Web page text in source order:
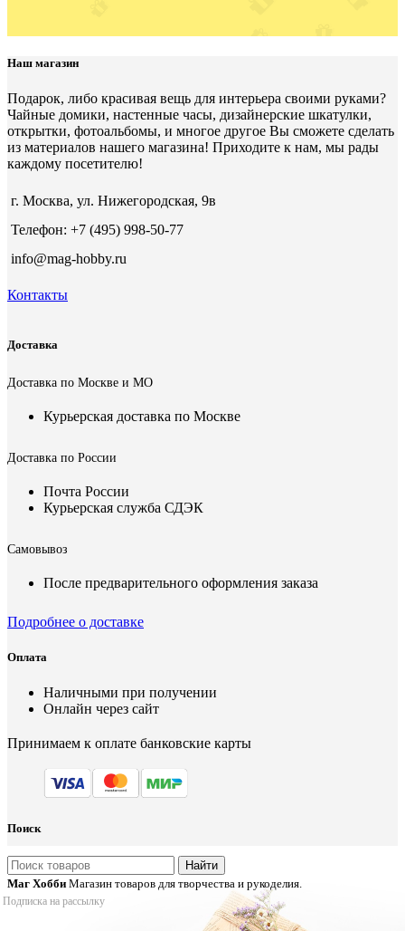
Наш магазин
Подарок, либо красивая вещь для интерьера своими руками?
Чайные домики, настенные часы, дизайнерские шкатулки,
открытки, фотоальбомы, и многое другое Вы сможете сделать
из материалов нашего магазина! Приходите к нам, мы рады
каждому посетителю!
г. Москва, ул. Нижегородская, 9в
Телефон: +7 (495) 998-50-77
info@mag-hobby.ru
Контакты
Доставка
Доставка по Москве и МО
Курьерская доставка по Москве
Доставка по России
Почта России
Курьерская служба СДЭК
Самовывоз
После предварительного оформления заказа
Подробнее о доставке
Оплата
Наличными при получении
Онлайн через сайт
Принимаем к оплате банковские карты
Поиск
Найти
Маг Хобби Магазин товаров для творчества и рукоделия.
Подписка на рассылку